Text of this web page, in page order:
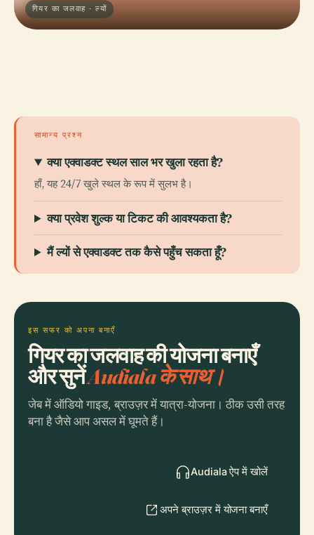
गियर का जलवाह · ल्यों
सामान्य प्रश्न
क्या एक्वाडक्ट स्थल साल भर खुला रहता है?
हाँ, यह 24/7 खुले स्थल के रूप में सुलभ है।
क्या प्रवेश शुल्क या टिकट की आवश्यकता है?
मैं ल्यों से एक्वाडक्ट तक कैसे पहुँच सकता हूँ?
इस सफर को अपना बनाएँ
गियर का जलवाह की योजना बनाएँ
और सुनेंAudiala के साथ।
जेब में ऑडियो गाइड, ब्राउज़र में यात्रा-योजना। ठीक उसी तरह
बना है जैसे आप असल में घूमते हैं।
Audiala ऐप में खोलें
अपने ब्राउज़र में योजना बनाएँ